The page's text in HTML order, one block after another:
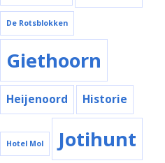
De Rotsblokken
Giethoorn
Heijenoord Historie
Hotel Mol Jotihunt